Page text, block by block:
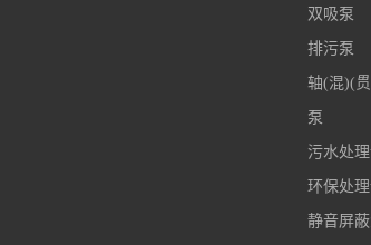
双吸泵
排污泵
轴(混)(
泵
污水处
环保处
静音屏